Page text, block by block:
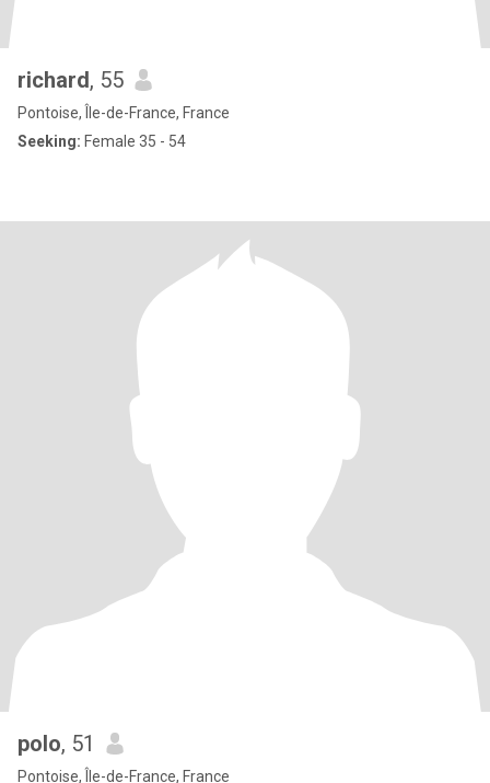
richard, 55
Pontoise, Île-de-France, France
Seeking: Female 35 - 54
polo, 51
Pontoise, Île-de-France, France